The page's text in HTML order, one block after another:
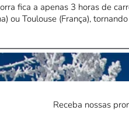
fica a apenas 3 horas de
ou Toulouse (França),
Receba nossas